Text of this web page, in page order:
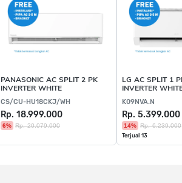
PANASONIC AC SPLIT 2 PK
INVERTER WHITE
CS/CU-HU18CKJ/WH
Rp. 18.999.000
6% Rp. 20.079.000
LG AC SPLIT 1
INVERTER
K09NVA.N
Rp. 5.399.000
14% Rp. 6.239.000
Terjual 13